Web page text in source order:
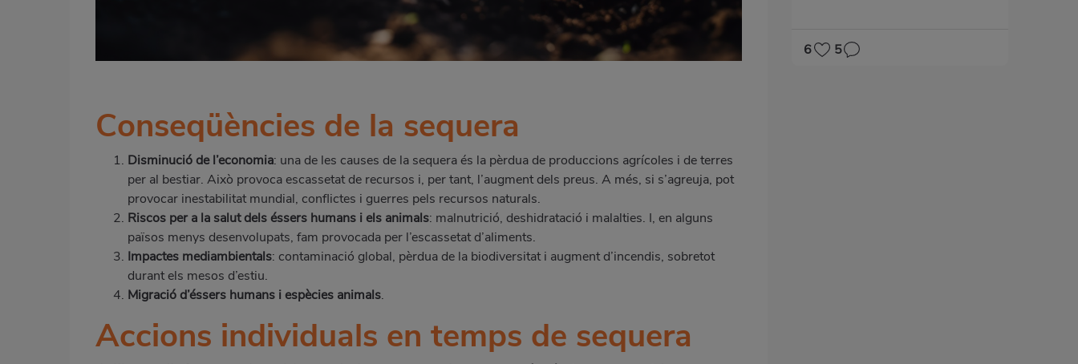
6 5
Conseqüències de la sequera
Disminució de l’economia: una de les causes de la sequera és la pèrdua de produccions agrícoles i de terres
per al bestiar. Això provoca escassetat de recursos i, per tant, l’augment dels preus. A més, si s’agreuja, pot
provocar inestabilitat mundial, conflictes i guerres pels recursos naturals.
Riscos per a la salut dels éssers humans i els animals: malnutrició, deshidratació i malalties. I, en alguns
països menys desenvolupats, fam provocada per l’escassetat d’aliments.
Impactes mediambientals: contaminació global, pèrdua de la biodiversitat i augment d’incendis, sobretot
durant els mesos d’estiu.
Migració d’éssers humans i espècies animals.
Accions individuals en temps de sequera